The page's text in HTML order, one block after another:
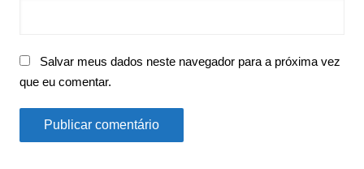
Salvar meus dados neste navegador para a próxima vez
que eu comentar.